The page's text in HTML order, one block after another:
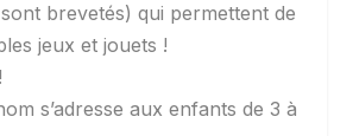
brevetés) qui permettent de
jeux et jouets !
s’adresse aux enfants de 3 à